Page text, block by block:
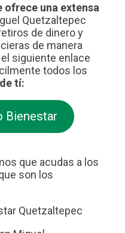
ofrece una extensa
Quetzaltepec
de dinero y
de manera
siguiente enlace
todos los
tí:
Bienestar
que acudas a los
son los
Quetzaltepec